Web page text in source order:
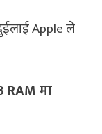
Apple ले
मा